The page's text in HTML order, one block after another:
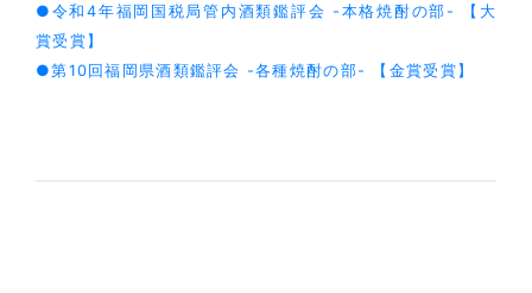
●令和4年福岡国税局管内酒類鑑評会 -本格焼酎の部- 【大
賞受賞】
●第10回福岡県酒類鑑評会 -各種焼酎の部- 【金賞受賞】